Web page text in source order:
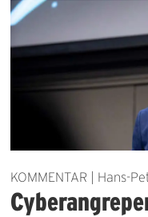
KOMMENTAR | Hans-